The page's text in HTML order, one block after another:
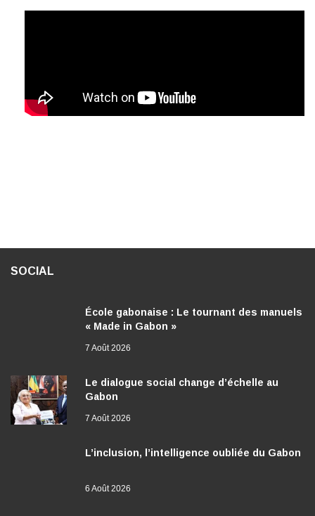
SOCIAL
École gabonaise : Le tournant des manuels
« Made in Gabon »
7 Août 2026
Le dialogue social change d’échelle au
Gabon
7 Août 2026
L’inclusion, l’intelligence oubliée du Gabon
6 Août 2026